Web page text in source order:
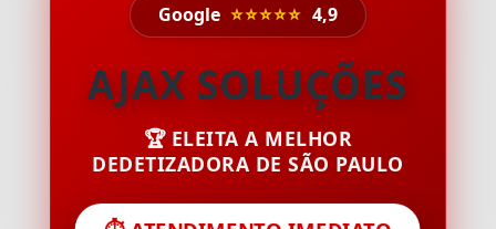
Google ⭐⭐⭐⭐⭐ 4,9
AJAX SOLUÇÕES
🏆 ELEITA A MELHOR
DEDETIZADORA DE SÃO PAULO